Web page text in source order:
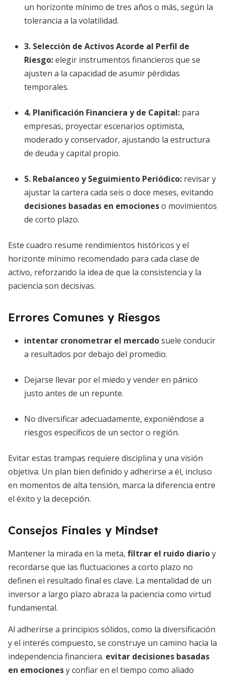
un horizonte mínimo de tres años o más, según la
tolerancia a la volatilidad.
3. Selección de Activos Acorde al Perfil de
Riesgo:elegir instrumentos financieros que se
ajusten a la capacidad de asumir pérdidas
temporales.
4. Planificación Financiera y de Capital: para
empresas, proyectar escenarios optimista,
moderado y conservador, ajustando la estructura
de deuda y capital propio.
5. Rebalanceo y Seguimiento Periódico: revisar y
ajustar la cartera cada seis o doce meses, evitando
decisiones basadas en emocioneso movimientos
de corto plazo.
Este cuadro resume rendimientos históricos y el
horizonte mínimo recomendado para cada clase de
activo, reforzando la idea de que la consistencia y la
paciencia son decisivas.
Errores Comunes y Riesgos
intentar cronometrar el mercadosuele conducir
a resultados por debajo del promedio.
Dejarse llevar por el miedo y vender en pánico
justo antes de un repunte.
No diversificar adecuadamente, exponiéndose a
riesgos específicos de un sector o región.
Evitar estas trampas requiere disciplina y una visión
objetiva. Un plan bien definido y adherirse a él, incluso
en momentos de alta tensión, marca la diferencia entre
el éxito y la decepción.
Consejos Finales y Mindset
Mantener la mirada en la meta, filtrar el ruido diarioy
recordarse que las fluctuaciones a corto plazo no
definen el resultado final es clave. La mentalidad de un
inversor a largo plazo abraza la paciencia como virtud
fundamental.
Al adherirse a principios sólidos, como la diversificación
y el interés compuesto, se construye un camino hacia la
independencia financiera. evitar decisiones basadas
en emocionesy confiar en el tiempo como aliado